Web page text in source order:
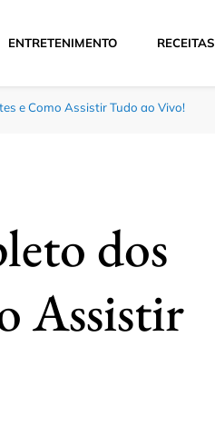
ENTRETENIMENTO RECEITAS
e Como Assistir Tudo ao Vivo!
dos
Assistir